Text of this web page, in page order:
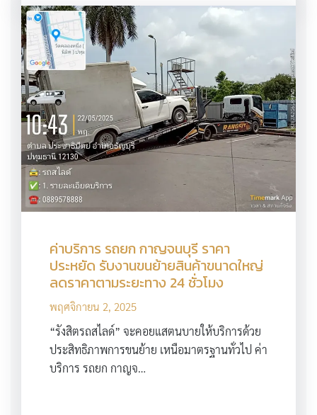
ค่าบริการ รถยก กาญจนบุรี ราคา
ประหยัด รับงานขนย้ายสินค้าขนาดใหญ่
ลดราคาตามระยะทาง 24 ชั่วโมง
พฤศจิกายน 2, 2025
“รังสิตรถสไลด์” จะคอยแสตนบายให้บริการด้วย
ประสิทธิภาพการขนย้าย เหนือมาตรฐานทั่วไป ค่า
บริการ รถยก กาญจ…